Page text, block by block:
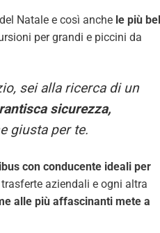
Natale e così anche le più
per grandi e piccini da
sei alla ricerca di un
sicurezza,
giusta per te.
con conducente ideali per
aziendali e ogni altra
alle più affascinanti mete a